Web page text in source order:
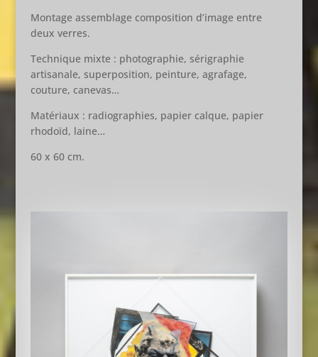
Montage assemblage composition d’image entre
deux verres.
Technique mixte : photographie, sérigraphie
artisanale, superposition, peinture, agrafage,
couture, canevas…
Matériaux : radiographies, papier calque, papier
rhodoïd, laine…
60 x 60 cm.